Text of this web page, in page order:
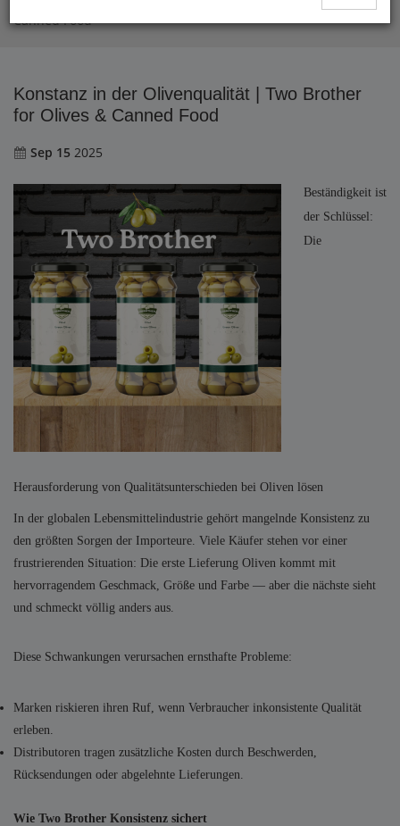
Canned Food
Konstanz in der Olivenqualität | Two Brother
for Olives & Canned Food
Sep 15 2025
Beständigkeit ist
der Schlüssel:
Die
Herausforderung von Qualitätsunterschieden bei Oliven lösen
In der globalen Lebensmittelindustrie gehört mangelnde Konsistenz zu
den größten Sorgen der Importeure. Viele Käufer stehen vor einer
frustrierenden Situation: Die erste Lieferung Oliven kommt mit
hervorragendem Geschmack, Größe und Farbe — aber die nächste sieht
und schmeckt völlig anders aus.
Diese Schwankungen verursachen ernsthafte Probleme:
Marken riskieren ihren Ruf, wenn Verbraucher inkonsistente Qualität
erleben.
Distributoren tragen zusätzliche Kosten durch Beschwerden,
Rücksendungen oder abgelehnte Lieferungen.
Wie Two Brother Konsistenz sichert